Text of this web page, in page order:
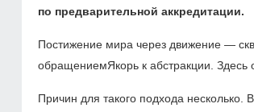
по предварительной аккредитации.
Постижение мира через движение —
обращениемЯкорь к абстракции.
Причин для такого подхода